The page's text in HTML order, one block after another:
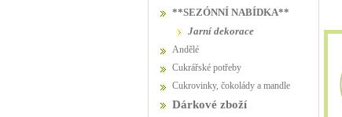
**SEZÓNNÍ NABÍDKA**
jarní dekorace
Andělé
Cukrářské potřeby
Cukrovinky, čokolády a mandle
Dárkové zboží